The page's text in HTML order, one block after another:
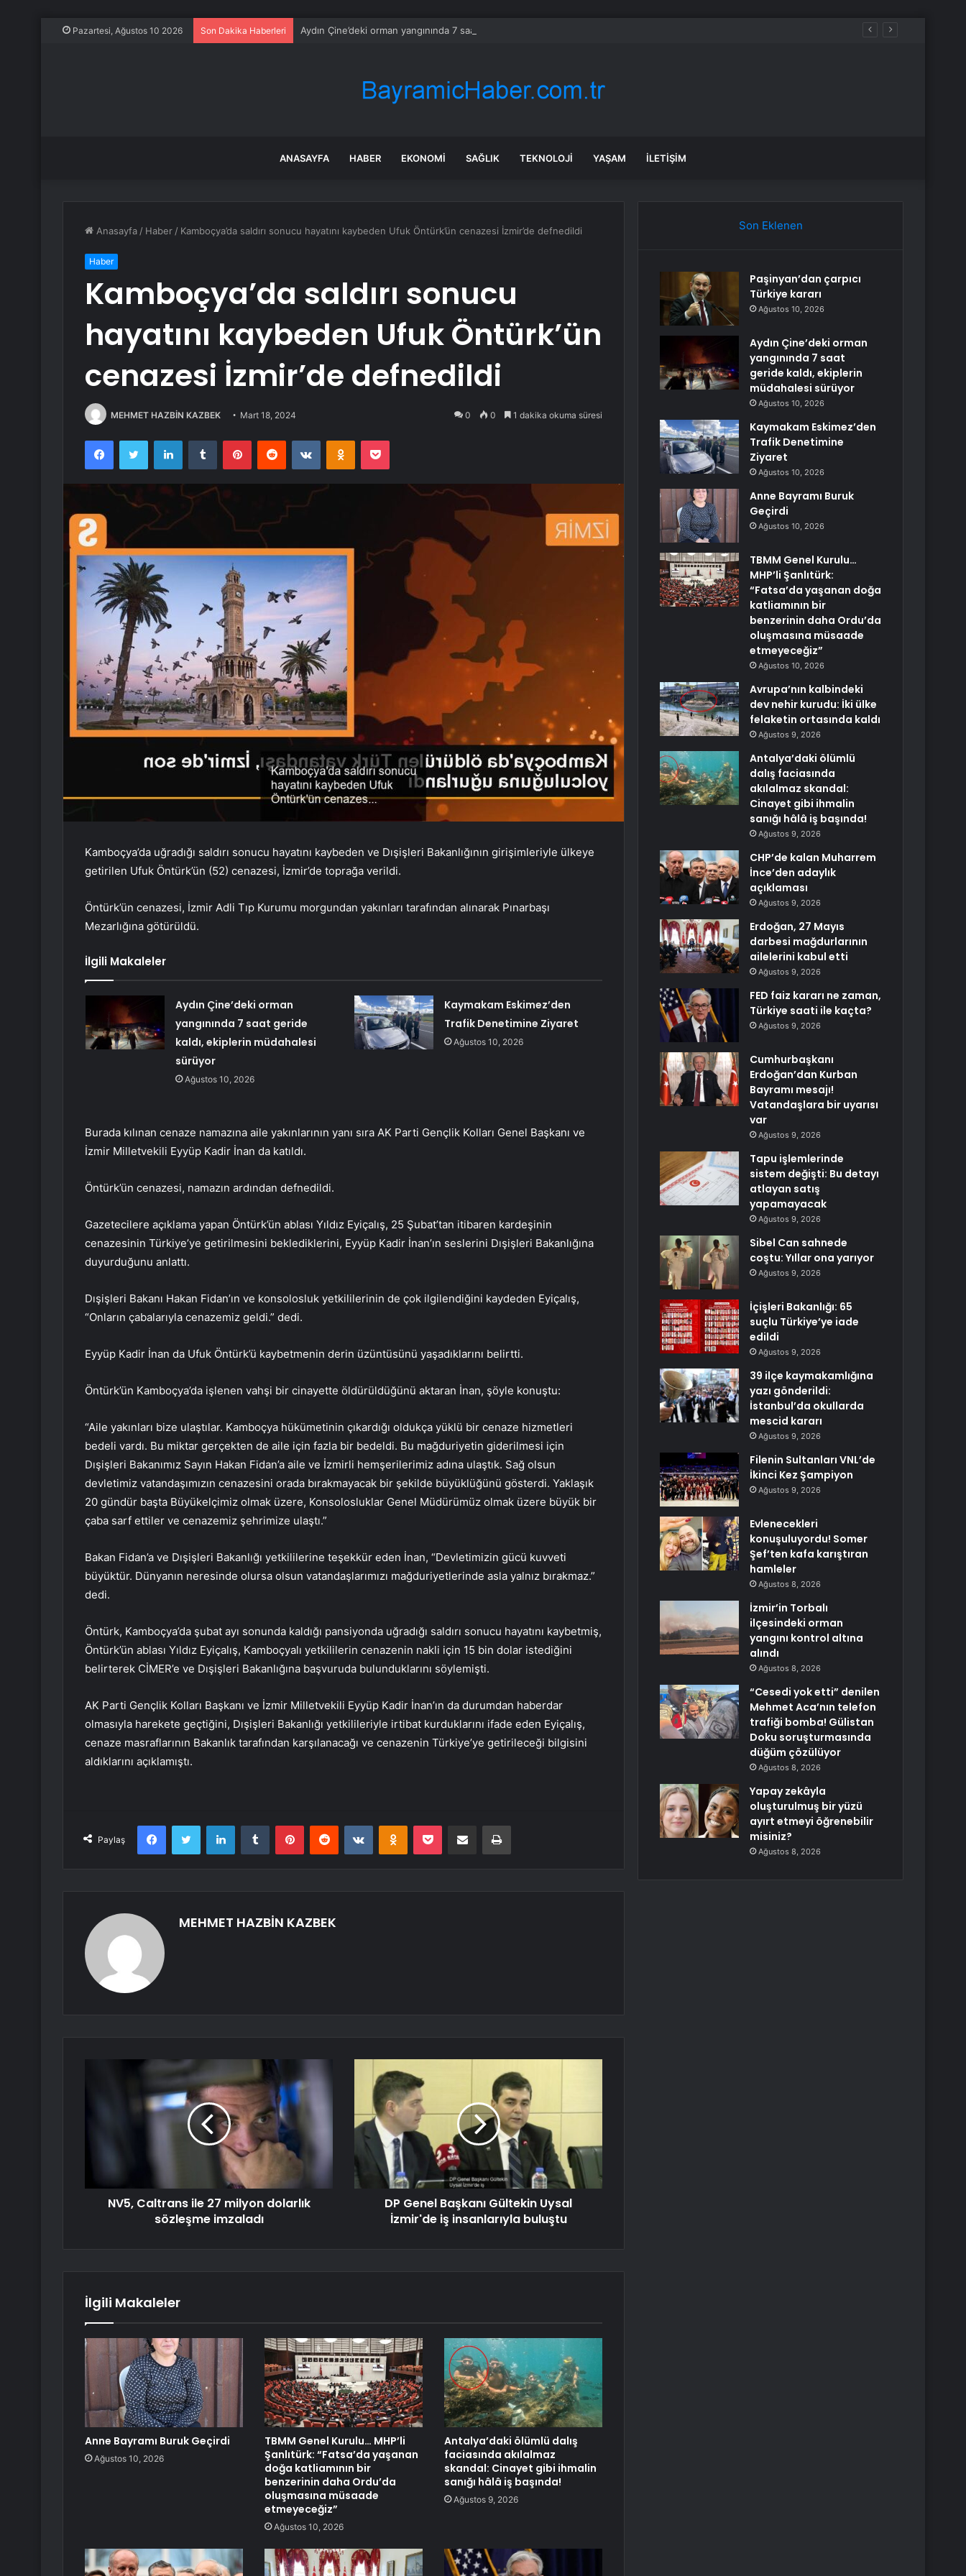
Pazartesi, Ağustos 10 2026 Son Dakika Haberleri Aydın Çine’deki orman yangınında 7 saat geride kaldı, ekiplerin müdahalesi sürüyor
ANASAYFA HABER EKONOMI SAĞLIK TEKNOLOJI YAŞAM İLETIŞIM
Anasayfa / Haber / Kamboçya’da saldırı sonucu hayatını kaybeden Ufuk Öntürk’ün cenazesi İzmir’de defnedildi
Haber
Kamboçya’da saldırı sonucu
hayatını kaybeden Ufuk Öntürk’ün
cenazesi İzmir’de defnedildi
MEHMET HAZBİN KAZBEK Mart 18, 2024 0 0 1 dakika okuma süresi
FacebookTwitter LinkedInTumblr PinterestReddit VKontakteOdnoklassniki
Pocket
Kamboçya’da uğradığı saldırı sonucu hayatını kaybeden ve Dışişleri Bakanlığının girişimleriyle ülkeye
getirilen Ufuk Öntürk’ün (52) cenazesi, İzmir’de toprağa verildi.
Öntürk’ün cenazesi, İzmir Adli Tıp Kurumu morgundan yakınları tarafından alınarak Pınarbaşı
Mezarlığına götürüldü.
İlgili Makaleler
Aydın Çine’deki orman
yangınında 7 saat geride
kaldı, ekiplerin müdahalesi
sürüyor
Ağustos 10, 2026
Kaymakam Eskimez’den
Trafik Denetimine Ziyaret
Ağustos 10, 2026
Burada kılınan cenaze namazına aile yakınlarının yanı sıra AK Parti Gençlik Kolları Genel Başkanı ve
İzmir Milletvekili Eyyüp Kadir İnan da katıldı.
Öntürk’ün cenazesi, namazın ardından defnedildi.
Gazetecilere açıklama yapan Öntürk’ün ablası Yıldız Eyiçalış, 25 Şubat’tan itibaren kardeşinin
cenazesinin Türkiye’ye getirilmesini beklediklerini, Eyyüp Kadir İnan’ın seslerini Dışişleri Bakanlığına
duyurduğunu anlattı.
Dışişleri Bakanı Hakan Fidan’ın ve konsolosluk yetkililerinin de çok ilgilendiğini kaydeden Eyiçalış,
“Onların çabalarıyla cenazemiz geldi.” dedi.
Eyyüp Kadir İnan da Ufuk Öntürk’ü kaybetmenin derin üzüntüsünü yaşadıklarını belirtti.
Öntürk’ün Kamboçya’da işlenen vahşi bir cinayette öldürüldüğünü aktaran İnan, şöyle konuştu:
“Aile yakınları bize ulaştılar. Kamboçya hükümetinin çıkardığı oldukça yüklü bir cenaze hizmetleri
bedeli vardı. Bu miktar gerçekten de aile için fazla bir bedeldi. Bu mağduriyetin giderilmesi için
Dışişleri Bakanımız Sayın Hakan Fidan’a aile ve İzmirli hemşerilerimiz adına ulaştık. Sağ olsun
devletimiz vatandaşımızın cenazesini orada bırakmayacak bir şekilde büyüklüğünü gösterdi. Yaklaşık
20 gündür başta Büyükelçimiz olmak üzere, Konsolosluklar Genel Müdürümüz olmak üzere büyük bir
çaba sarf ettiler ve cenazemiz şehrimize ulaştı.”
Bakan Fidan’a ve Dışişleri Bakanlığı yetkililerine teşekkür eden İnan, “Devletimizin gücü kuvveti
büyüktür. Dünyanın neresinde olursa olsun vatandaşlarımızı mağduriyetlerinde asla yalnız bırakmaz.”
dedi.
Öntürk, Kamboçya’da şubat ayı sonunda kaldığı pansiyonda uğradığı saldırı sonucu hayatını kaybetmiş,
Öntürk’ün ablası Yıldız Eyiçalış, Kamboçyalı yetkililerin cenazenin nakli için 15 bin dolar istediğini
belirterek CİMER’e ve Dışişleri Bakanlığına başvuruda bulunduklarını söylemişti.
AK Parti Gençlik Kolları Başkanı ve İzmir Milletvekili Eyyüp Kadir İnan’ın da durumdan haberdar
olmasıyla harekete geçtiğini, Dışişleri Bakanlığı yetkilileriyle irtibat kurduklarını ifade eden Eyiçalış,
cenaze masraflarının Bakanlık tarafından karşılanacağı ve cenazenin Türkiye’ye getirileceği bilgisini
aldıklarını açıklamıştı.
Paylaş
FacebookTwitter LinkedInTumblr PinterestReddit VKontakteOdnoklassniki
Pocket E-Posta ile paylaş Yazdır
MEHMET HAZBİN KAZBEK
NV5, Caltrans ile 27 milyon dolarlık
sözleşme imzaladı
DP Genel Başkanı Gültekin Uysal
İzmir'de iş insanlarıyla buluştu
İlgili Makaleler
Anne Bayramı Buruk Geçirdi
Ağustos 10, 2026
TBMM Genel Kurulu… MHP’li
Şanlıtürk: “Fatsa’da yaşanan
doğa katliamının bir
benzerinin daha Ordu’da
oluşmasına müsaade
etmeyeceğiz”
Ağustos 10, 2026
Antalya’daki ölümlü dalış
faciasında akılalmaz
skandal: Cinayet gibi ihmalin
sanığı hâlâ iş başında!
Ağustos 9, 2026
Son Eklenen
Paşinyan’dan çarpıcı
Türkiye kararı
Ağustos 10, 2026
Aydın Çine’deki orman
yangınında 7 saat
geride kaldı, ekiplerin
müdahalesi sürüyor
Ağustos 10, 2026
Kaymakam Eskimez’den
Trafik Denetimine
Ziyaret
Ağustos 10, 2026
Anne Bayramı Buruk
Geçirdi
Ağustos 10, 2026
TBMM Genel Kurulu…
MHP’li Şanlıtürk:
“Fatsa’da yaşanan doğa
katliamının bir
benzerinin daha Ordu’da
oluşmasına müsaade
etmeyeceğiz”
Ağustos 10, 2026
Avrupa’nın kalbindeki
dev nehir kurudu: İki ülke
felaketin ortasında kaldı
Ağustos 9, 2026
Antalya’daki ölümlü
dalış faciasında
akılalmaz skandal:
Cinayet gibi ihmalin
sanığı hâlâ iş başında!
Ağustos 9, 2026
CHP’de kalan Muharrem
İnce’den adaylık
açıklaması
Ağustos 9, 2026
Erdoğan, 27 Mayıs
darbesi mağdurlarının
ailelerini kabul etti
Ağustos 9, 2026
FED faiz kararı ne zaman,
Türkiye saati ile kaçta?
Ağustos 9, 2026
Cumhurbaşkanı
Erdoğan’dan Kurban
Bayramı mesajı!
Vatandaşlara bir uyarısı
var
Ağustos 9, 2026
Tapu işlemlerinde
sistem değişti: Bu detayı
atlayan satış
yapamayacak
Ağustos 9, 2026
Sibel Can sahnede
coştu: Yıllar ona yarıyor
Ağustos 9, 2026
İçişleri Bakanlığı: 65
suçlu Türkiye’ye iade
edildi
Ağustos 9, 2026
39 ilçe kaymakamlığına
yazı gönderildi:
İstanbul’da okullarda
mescid kararı
Ağustos 9, 2026
Filenin Sultanları VNL’de
İkinci Kez Şampiyon
Ağustos 9, 2026
Evlenecekleri
konuşuluyordu! Somer
Şef’ten kafa karıştıran
hamleler
Ağustos 8, 2026
İzmir’in Torbalı
ilçesindeki orman
yangını kontrol altına
alındı
Ağustos 8, 2026
“Cesedi yok etti” denilen
Mehmet Aca’nın telefon
trafiği bomba! Gülistan
Doku soruşturmasında
düğüm çözülüyor
Ağustos 8, 2026
Yapay zekâyla
oluşturulmuş bir yüzü
ayırt etmeyi öğrenebilir
misiniz?
Ağustos 8, 2026